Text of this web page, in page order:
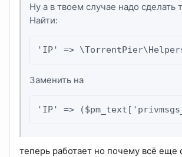
Ну а в твоем случае надо сделать
Найти:
'IP' =>
Заменить на
'IP' =>
теперь работает но почему всё еще